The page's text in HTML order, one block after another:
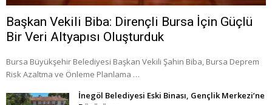
Başkan Vekili Biba: Dirençli Bursa İçin Güçlü
Bir Veri Altyapısı Oluşturduk
Bursa Büyükşehir Belediyesi Başkan Vekili Şahin Biba, Bursa Deprem
Risk Azaltma ve Önleme Planlama …
İnegöl Belediyesi Eski Binası, Gençlik Merkezi’ne